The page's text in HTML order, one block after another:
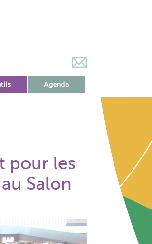
Agenda
pour les
Salon